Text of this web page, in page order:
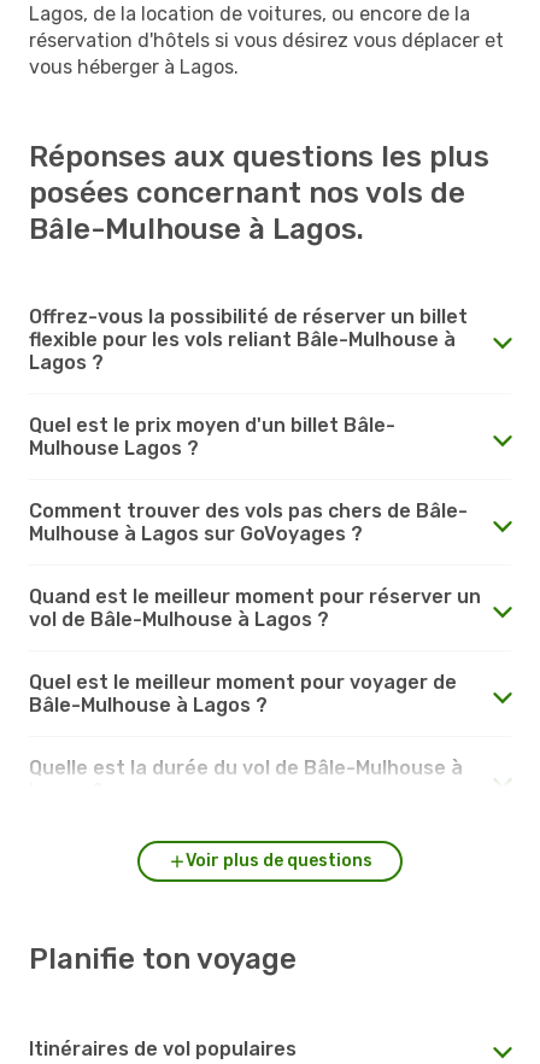
Lagos, de la location de voitures, ou encore de la
réservation d'hôtels si vous désirez vous déplacer et
vous héberger à Lagos.
Réponses aux questions les plus
posées concernant nos vols de
Bâle-Mulhouse à Lagos.
Offrez-vous la possibilité de réserver un billet
flexible pour les vols reliant Bâle-Mulhouse à
Lagos ?
Quel est le prix moyen d'un billet Bâle-
Mulhouse Lagos ?
Comment trouver des vols pas chers de Bâle-
Mulhouse à Lagos sur GoVoyages ?
Quand est le meilleur moment pour réserver un
vol de Bâle-Mulhouse à Lagos ?
Quel est le meilleur moment pour voyager de
Bâle-Mulhouse à Lagos ?
Quelle est la durée du vol de Bâle-Mulhouse à
Voir plus de questions
Planifie ton voyage
Itinéraires de vol populaires